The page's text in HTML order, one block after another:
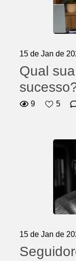
15 de Jan de
Qual
9 5
15 de Jan de